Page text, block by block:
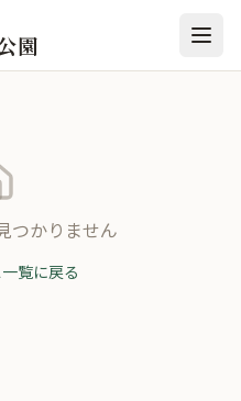
園
つかりません
覧に戻る